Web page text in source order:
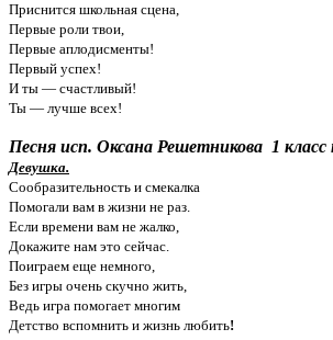
Приснится школьная сцена,
Первые роли твои,
Первые аплодисменты!
Первый успех!
И ты — счастливый!
Ты — лучше всех!
Песня исп. Оксана Решетникова 1 класс
Девушка.
Сообразительность и смекалка
Помогали вам в жизни не раз.
Если времени вам не жалко,
Докажите нам это сейчас.
Поиграем еще немного,
Без игры очень скучно жить,
Ведь игра помогает многим
Детство вспомнить и жизнь любить!